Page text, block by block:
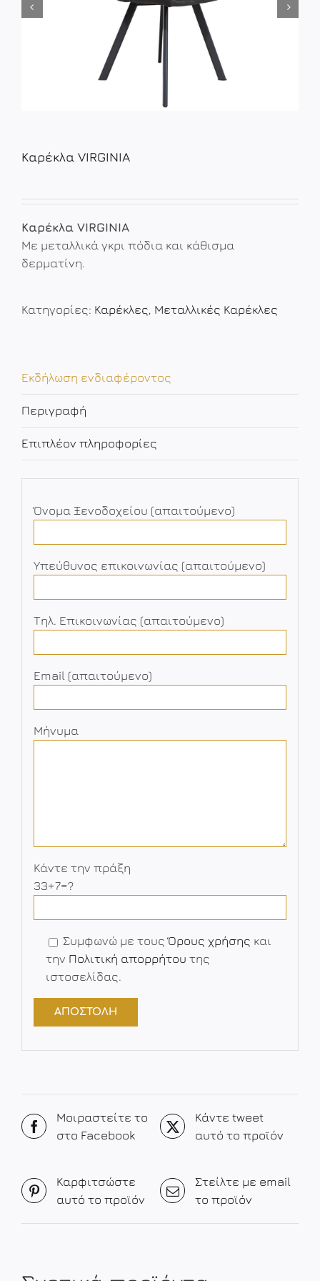
Καρέκλα VIRGINIA
Καρέκλα VIRGINIA
Με μεταλλικά γκρι πόδια και κάθισμα
δερματίνη.
Κατηγορίες: Καρέκλες, Μεταλλικές Καρέκλες
Εκδήλωση ενδιαφέροντος
Περιγραφή
Επιπλέον πληροφορίες
Όνομα Ξενοδοχείου (απαιτούμενο)
Υπεύθυνος επικοινωνίας (απαιτούμενο)
Τηλ. Επικοινωνίας (απαιτούμενο)
Email (απαιτούμενο)
Μήνυμα
Κάντε την πράξη
33+7=?
Συμφωνώ με τουςΌρους χρήσης και
την Πολιτική απορρήτου της
ιστοσελίδας.
Μοιραστείτε το
στο Facebook
Κάντε tweet
αυτό το προϊόν
Καρφιτσώστε
αυτό το προϊόν
Στείλτε με email
το προϊόν